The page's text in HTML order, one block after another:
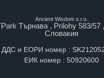
Ancient Wisdom s.r.o.
Търнава , Prilohy 583/57
Словакия
ДДС и ЕОРИ номер :
ЕИК номер : 50920600